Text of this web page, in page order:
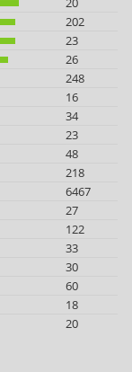
202
23
26
248
16
34
23
48
218
6467
27
122
33
30
60
18
20